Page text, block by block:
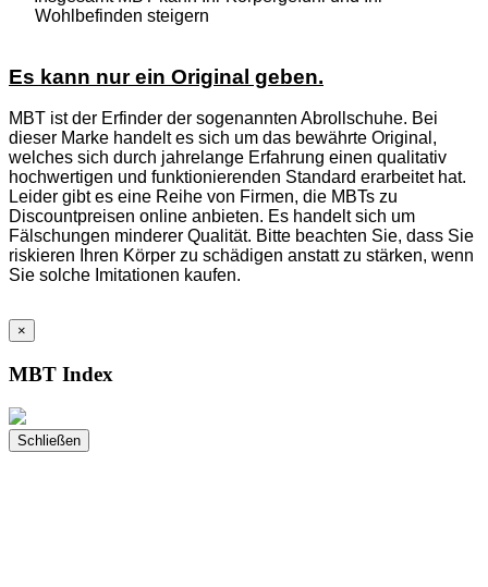
Wohlbefinden steigern
Es kann nur ein Original geben.
MBT ist der Erfinder der sogenannten Abrollschuhe. Bei
dieser Marke handelt es sich um das bewährte Original,
welches sich durch jahrelange Erfahrung einen qualitativ
hochwertigen und funktionierenden Standard erarbeitet hat.
Leider gibt es eine Reihe von Firmen, die MBTs zu
Discountpreisen online anbieten. Es handelt sich um
Fälschungen minderer Qualität. Bitte beachten Sie, dass Sie
riskieren Ihren Körper zu schädigen anstatt zu stärken, wenn
Sie solche Imitationen kaufen.
×
MBT Index
Schließen